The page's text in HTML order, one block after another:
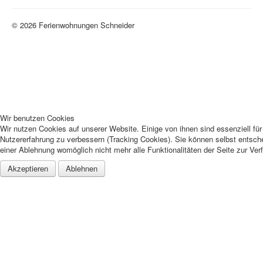
© 2026 Ferienwohnungen Schneider
Wir benutzen Cookies
Wir nutzen Cookies auf unserer Website. Einige von ihnen sind essenziell
Nutzererfahrung zu verbessern (Tracking Cookies). Sie können selbst
einer Ablehnung womöglich nicht mehr alle Funktionalitäten der Seite zur
Akzeptieren
Ablehnen